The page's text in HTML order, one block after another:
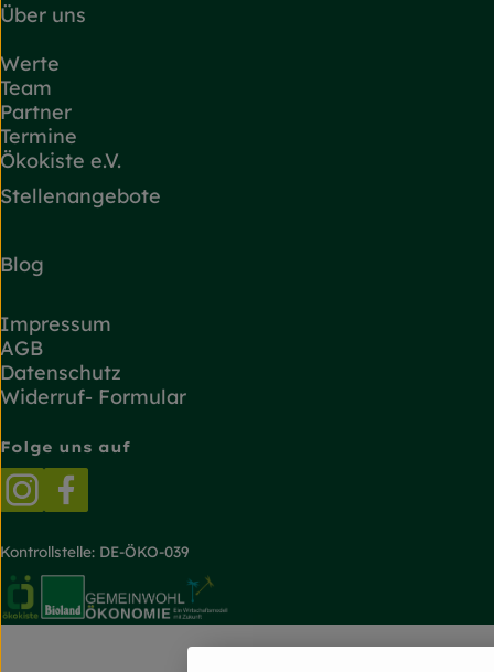
Über uns
Werte
Team
Partner
Termine
Ökokiste e.V.
Stellenangebote
Blog
Impressum
AGB
Datenschutz
Widerruf- Formular
Folge uns auf
Externer Link zu https://
Kontrollstelle: DE-ÖKO-039
Externer Link zu https://www.oekokiste.de/
Externer Link zu https://www.bioland.de/